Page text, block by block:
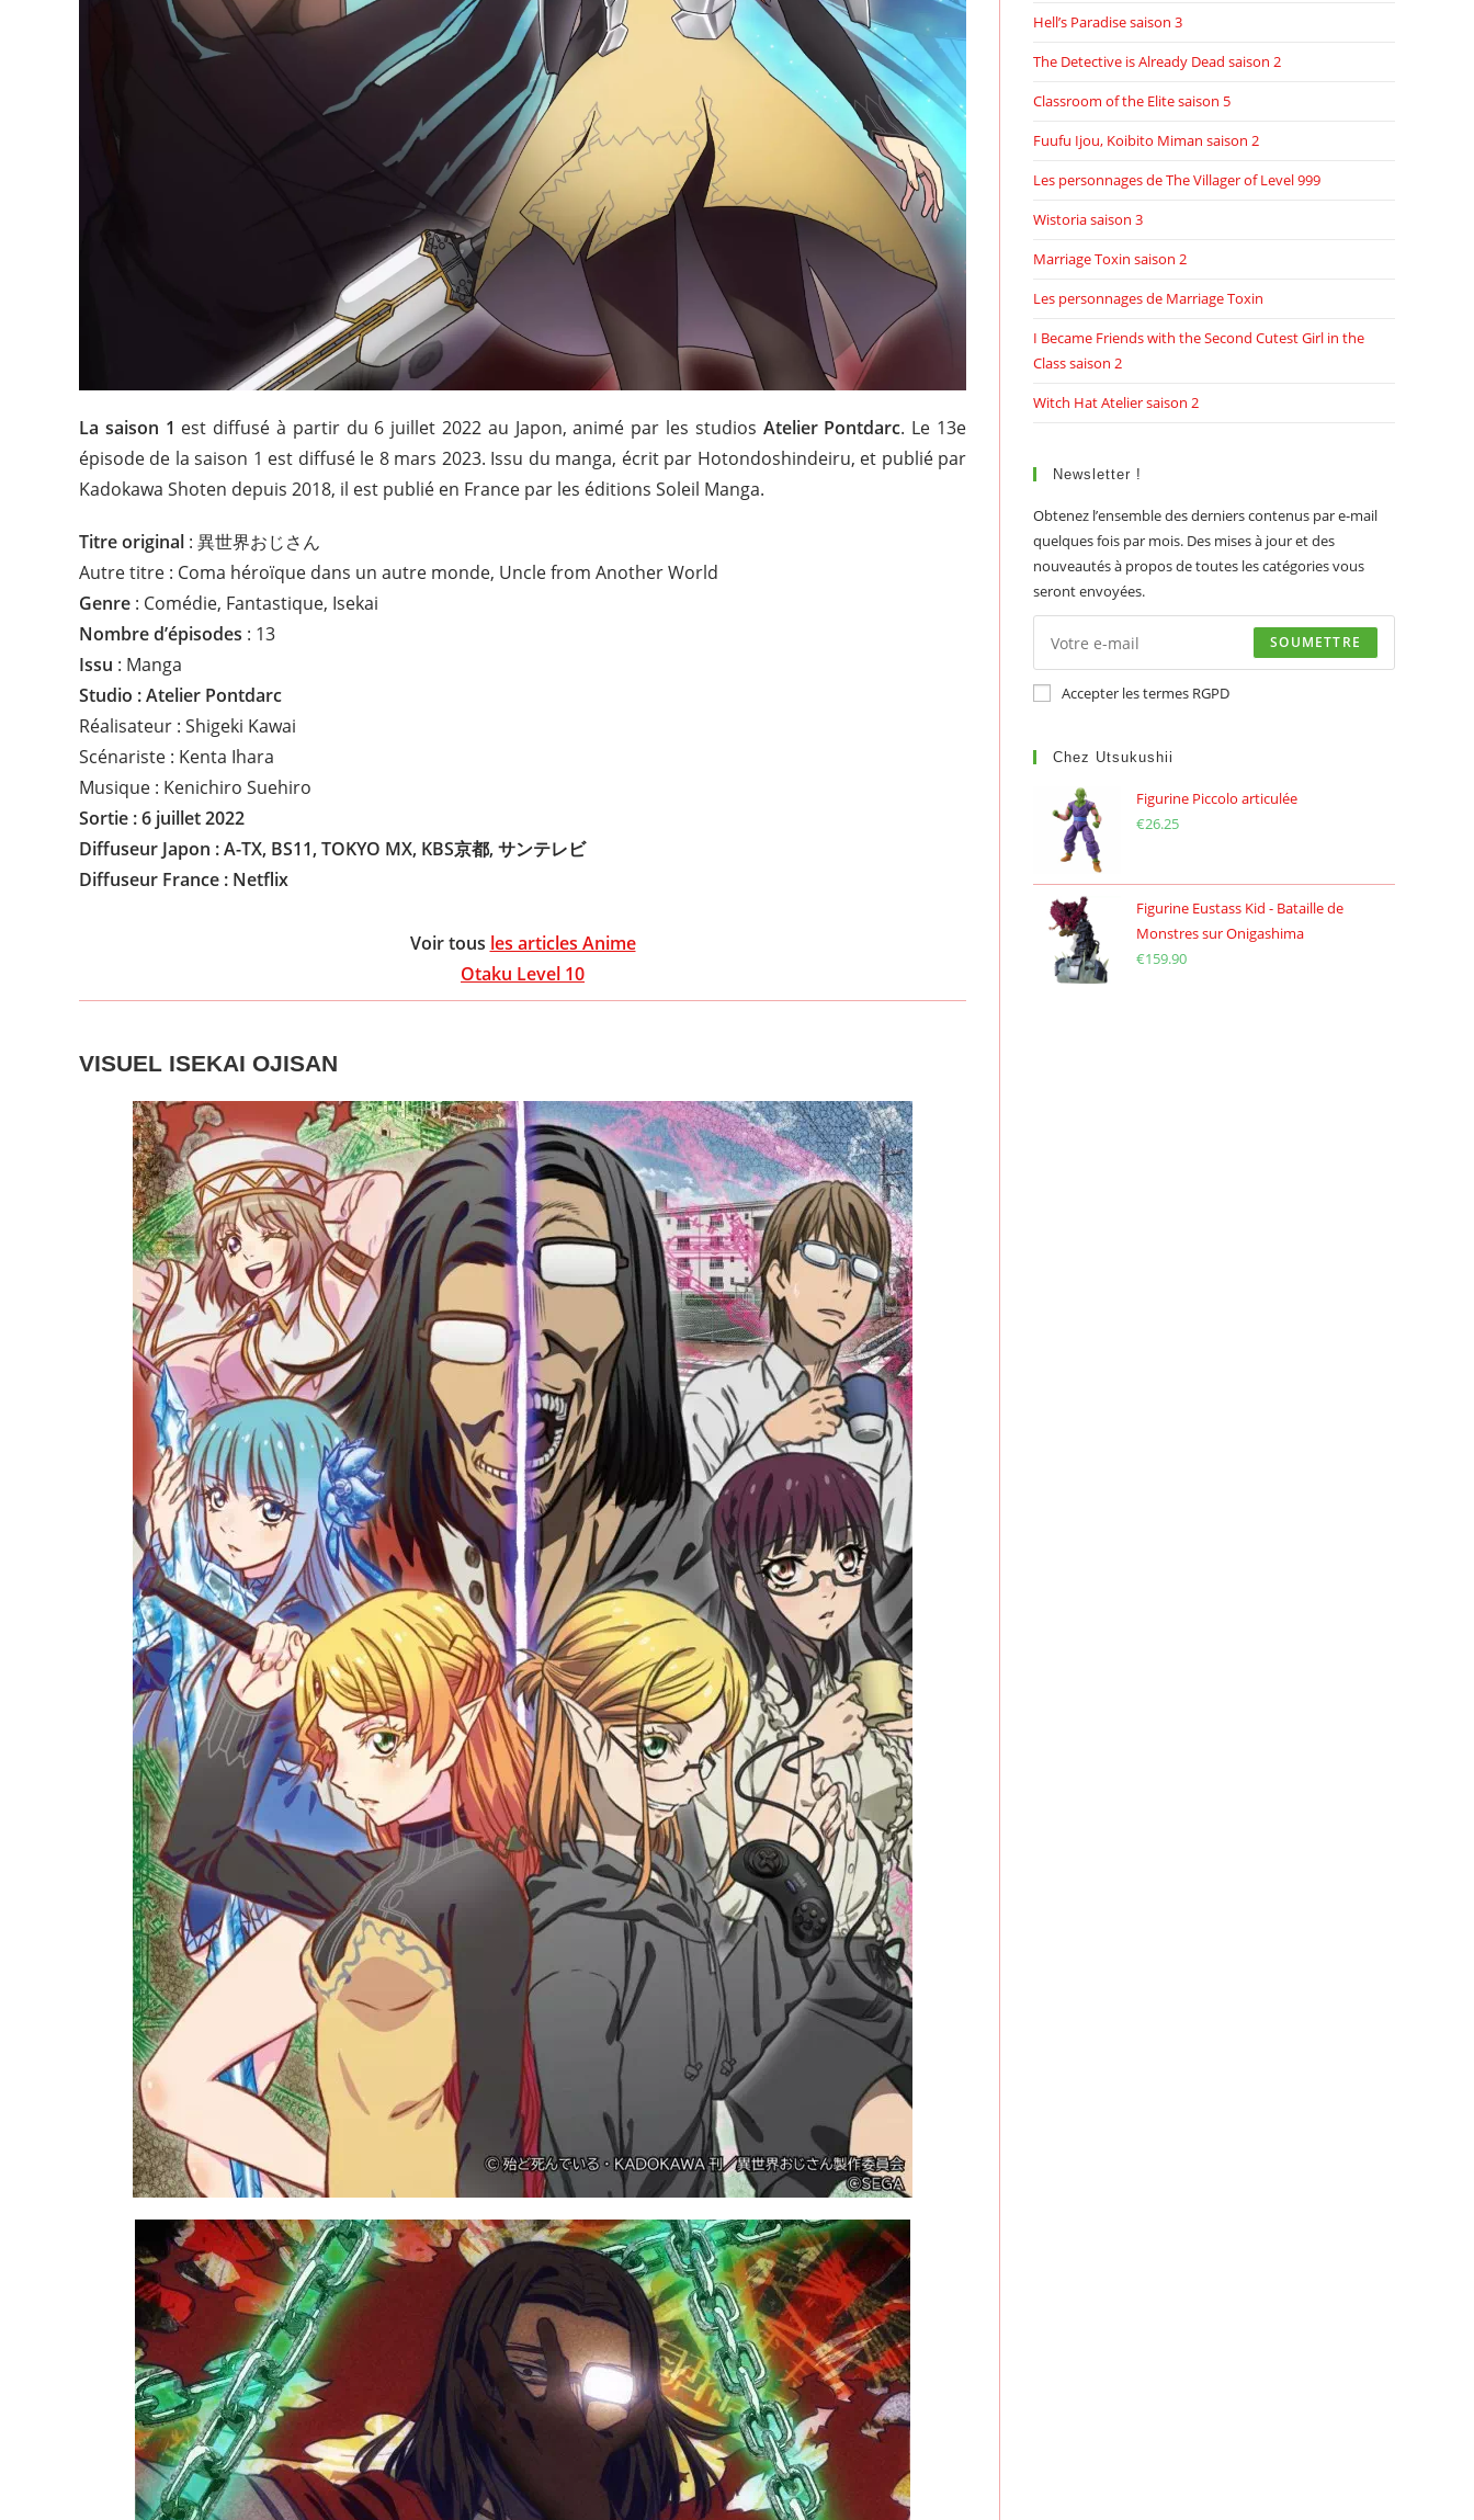
La saison 1 est diffusé à partir du 6 juillet 2022 au Japon, animé par les studios Atelier Pontdarc. Le 13e
épisode de la saison 1 est diffusé le 8 mars 2023. Issu du manga, écrit par Hotondoshindeiru, et publié par
Kadokawa Shoten depuis 2018, il est publié en France par les éditions Soleil Manga.
Titre original : 異世界おじさん
Autre titre : Coma héroïque dans un autre monde, Uncle from Another World
Genre : Comédie, Fantastique, Isekai
Nombre d’épisodes : 13
Issu : Manga
Studio : Atelier Pontdarc
Réalisateur : Shigeki Kawai
Scénariste : Kenta Ihara
Musique : Kenichiro Suehiro
Sortie : 6 juillet 2022
Diffuseur Japon : A-TX, BS11, TOKYO MX, KBS京都, サンテレビ
Diffuseur France : Netflix
Voir tous les articles Anime
Otaku Level 10
VISUEL ISEKAI OJISAN
Hell’s Paradise saison 3
The Detective is Already Dead saison 2
Classroom of the Elite saison 5
Fuufu Ijou, Koibito Miman saison 2
Les personnages de The Villager of Level 999
Wistoria saison 3
Marriage Toxin saison 2
Les personnages de Marriage Toxin
I Became Friends with the Second Cutest Girl in the
Class saison 2
Witch Hat Atelier saison 2
Newsletter !
Obtenez l’ensemble des derniers contenus par e-mail
quelques fois par mois. Des mises à jour et des
nouveautés à propos de toutes les catégories vous
seront envoyées.
SOUMETTRE
Accepter les termes RGPD
Chez Utsukushii
Figurine Piccolo articulée
€26.25
Figurine Eustass Kid - Bataille de
Monstres sur Onigashima
€159.90